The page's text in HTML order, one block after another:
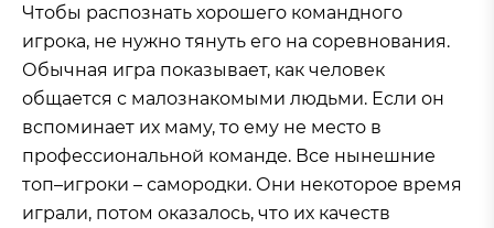
Чтобы распознать хорошего командного
игрока, не нужно тянуть его на соревнования.
Обычная игра показывает, как человек
общается с малознакомыми людьми. Если он
вспоминает их маму, то ему не место в
профессиональной команде. Все нынешние
топ–игроки – самородки. Они некоторое время
играли, потом оказалось, что их качеств